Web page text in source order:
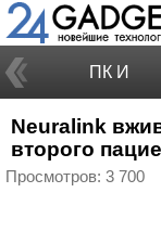
ПК И
НОУТБУКИ
Neuralink
второго
Просмотров: 3 700